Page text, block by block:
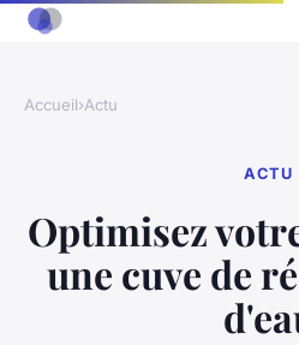
Accueil›Actu
ACTU
Optimisez
une cuve de